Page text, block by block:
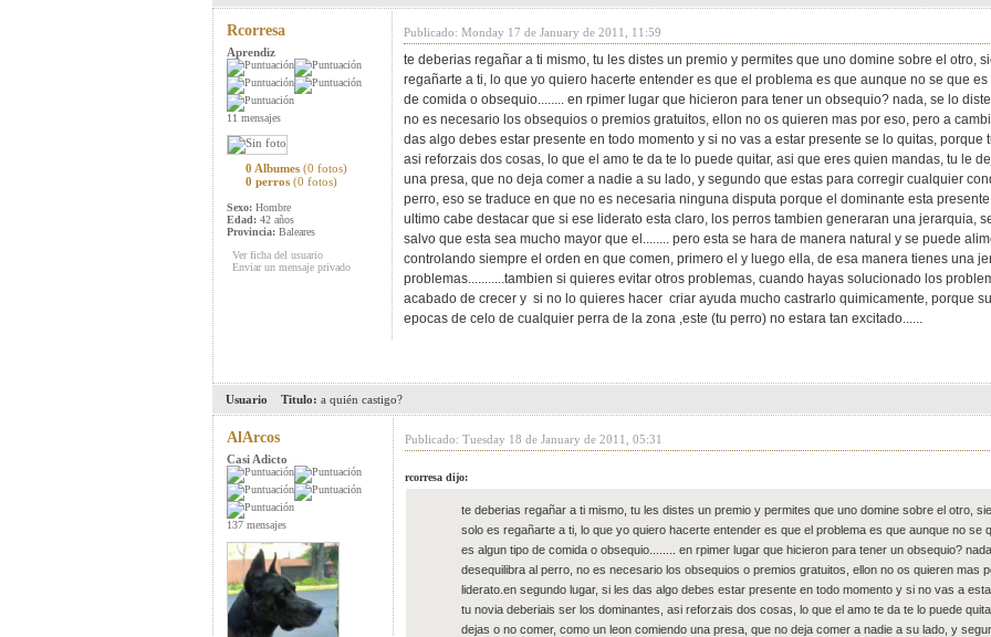
Rcorresa
Aprendiz
11 mensajes
0 Albumes (0 fotos)
0 perros (0 fotos)
Sexo: Hombre
Edad: 42 años
Provincia: Baleares
Ver ficha del usuario
Enviar un mensaje privado
Publicado: Monday 17 de January de 2011, 11:59
te deberias regañar a ti mismo, tu les distes un premio y permites que uno domine sobre el otro,
regañarte a ti, lo que yo quiero hacerte entender es que el problema es que aunque no se que
de comida o obsequio........ en rpimer lugar que hicieron para tener un obsequio? nada, se lo
no es necesario los obsequios o premios gratuitos, ellon no os quieren mas por eso, pero a
das algo debes estar presente en todo momento y si no vas a estar presente se lo quitas,
asi reforzais dos cosas, lo que el amo te da te lo puede quitar, asi que eres quien mandas, tu le
una presa, que no deja comer a nadie a su lado, y segundo que estas para corregir cualquier
perro, eso se traduce en que no es necesaria ninguna disputa porque el dominante esta
ultimo cabe destacar que si ese liderato esta claro, los perros tambien generaran una jerarquia,
salvo que esta sea mucho mayor que el........ pero esta se hara de manera natural y se puede
controlando siempre el orden en que comen, primero el y luego ella, de esa manera tienes una
problemas...........tambien si quieres evitar otros problemas, cuando hayas solucionado los
acabado de crecer y si no lo quieres hacer criar ayuda mucho castrarlo quimicamente, porque
epocas de celo de cualquier perra de la zona ,este (tu perro) no estara tan excitado......
Usuario Titulo: a quién castigo?
AlArcos
Casi Adicto
137 mensajes
Publicado: Tuesday 18 de January de 2011, 05:31
rcorresa dijo:
te deberias regañar a ti mismo, tu les distes un premio y permites que uno domine sobre el otro,
solo es regañarte a ti, lo que yo quiero hacerte entender es que el problema es que aunque no se
es algun tipo de comida o obsequio........ en rpimer lugar que hicieron para tener un obsequio?
desequilibra al perro, no es necesario los obsequios o premios gratuitos, ellon no os quieren mas
liderato.en segundo lugar, si les das algo debes estar presente en todo momento y si no vas a
tu novia deberiais ser los dominantes, asi reforzais dos cosas, lo que el amo te da te lo puede
dejas o no comer, como un leon comiendo una presa, que no deja comer a nadie a su lado, y